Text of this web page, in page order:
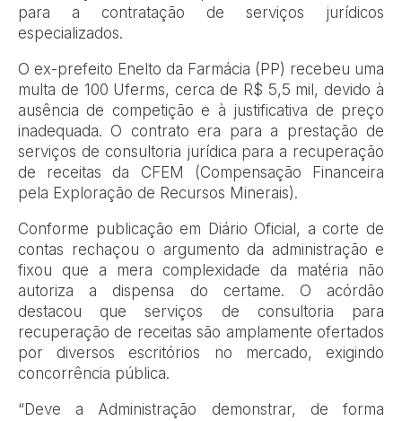
para a contratação de serviços jurídicos
especializados.
O ex-prefeito Enelto da Farmácia (PP) recebeu uma
multa de 100 Uferms, cerca de R$ 5,5 mil, devido à
ausência de competição e à justificativa de preço
inadequada. O contrato era para a prestação de
serviços de consultoria jurídica para a recuperação
de receitas da CFEM (Compensação Financeira
pela Exploração de Recursos Minerais).
Conforme publicação em Diário Oficial, a corte de
contas rechaçou o argumento da administração e
fixou que a mera complexidade da matéria não
autoriza a dispensa do certame. O acórdão
destacou que serviços de consultoria para
recuperação de receitas são amplamente ofertados
por diversos escritórios no mercado, exigindo
concorrência pública.
“Deve a Administração demonstrar, de forma